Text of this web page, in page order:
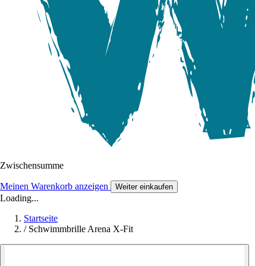
Zwischensumme
Meinen Warenkorb anzeigen Weiter einkaufen
Loading...
Startseite
/ Schwimmbrille Arena X-Fit